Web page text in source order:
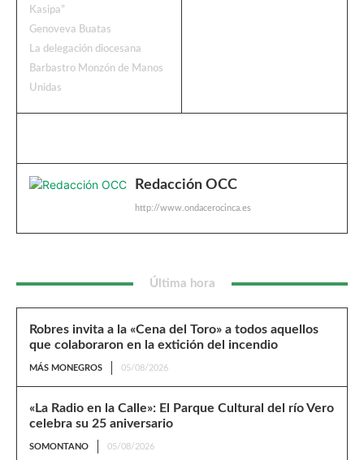
Kasipa”
Genoveva Buatas
La delegación diocesana
Barbastro Monzón de Manos
Unidas
Redacción OCC
http://www.ondacerocinca.es
Última hora
Robres invita a la «Cena del Toro» a todos aquellos
que colaboraron en la extición del incendio
MÁS MONEGROS 05/08/2026
«La Radio en la Calle»: El Parque Cultural del río Vero
celebra su 25 aniversario
SOMONTANO 05/08/2026